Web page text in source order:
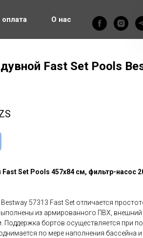
О нас
Fast Set Pools
Fast Set Pools 457х84 см, фильтр-насос
57313 Fast Set отличается
из армированного ПВХ, внешний
Поддержка бортов осуществляется при
по мере наполнения бассейна и